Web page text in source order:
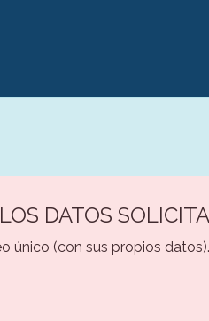
DATOS
único (con sus propios